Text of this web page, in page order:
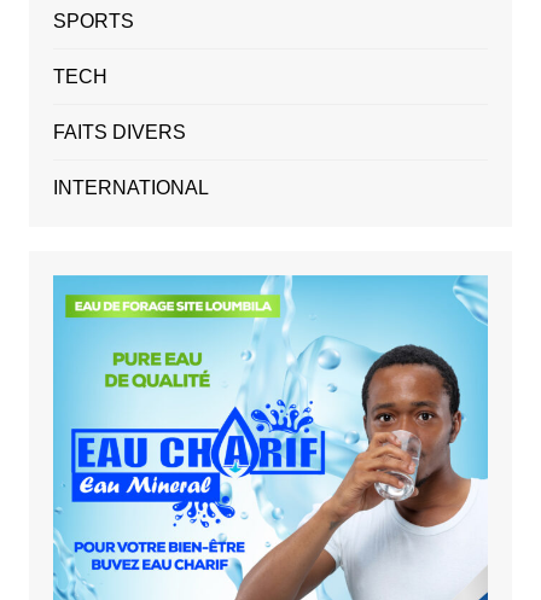
SPORTS
TECH
FAITS DIVERS
INTERNATIONAL